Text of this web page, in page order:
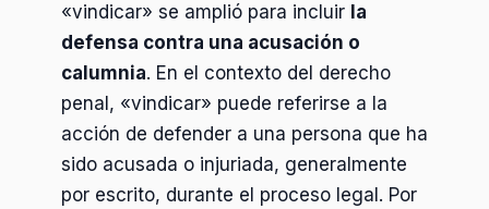
«vindicar» se amplió para incluir la
defensa contra una acusación o
calumnia. En el contexto del derecho
penal, «vindicar» puede referirse a la
acción de defender a una persona que ha
sido acusada o injuriada, generalmente
por escrito, durante el proceso legal. Por